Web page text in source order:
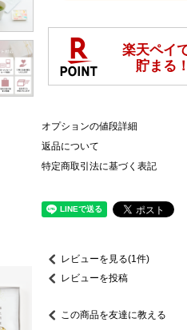
オプションの値段詳細
返品について
特定商取引法に基づく表記
レビューを見る(1件)
レビューを投稿
この商品を友達に教える